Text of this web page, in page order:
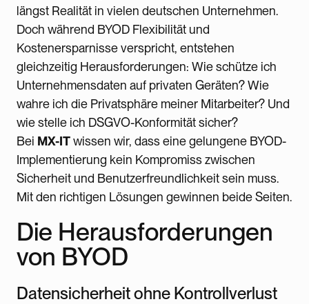
längst Realität in vielen deutschen Unternehmen.
Doch während BYOD Flexibilität und
Kostenersparnisse verspricht, entstehen
gleichzeitig Herausforderungen: Wie schütze ich
Unternehmensdaten auf privaten Geräten? Wie
wahre ich die Privatsphäre meiner Mitarbeiter? Und
wie stelle ich DSGVO-Konformität sicher?
Bei MX-ITwissen wir, dass eine gelungene BYOD-
Implementierung kein Kompromiss zwischen
Sicherheit und Benutzerfreundlichkeit sein muss.
Mit den richtigen Lösungen gewinnen beide Seiten.
Die Herausforderungen
von BYOD
Datensicherheit ohne Kontrollverlust